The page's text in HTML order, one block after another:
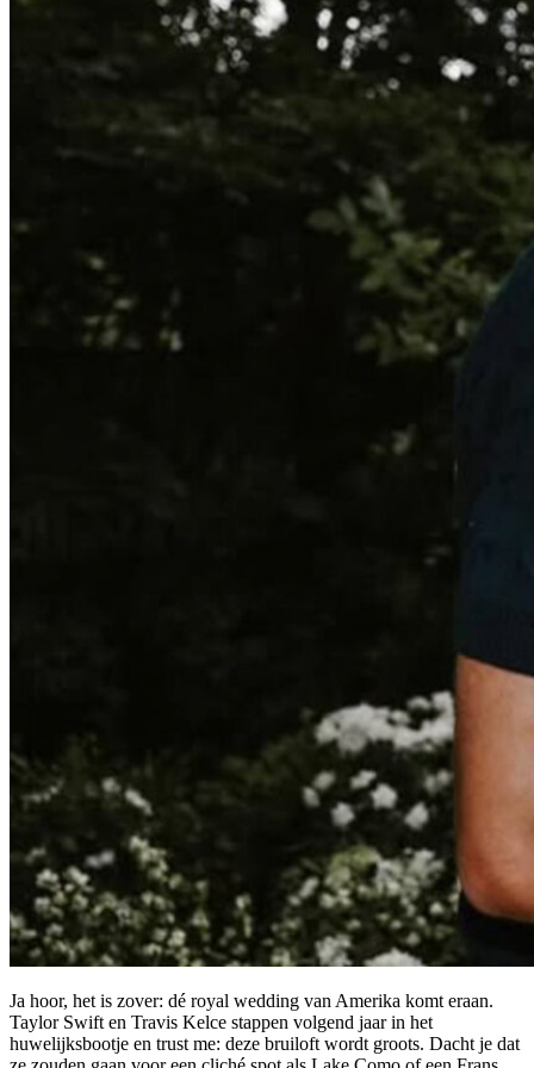
Ja hoor, het is zover: dé royal wedding van Amerika komt eraan.
Taylor Swift en Travis Kelce stappen volgend jaar in het
huwelijksbootje en trust me: deze bruiloft wordt groots. Dacht je dat